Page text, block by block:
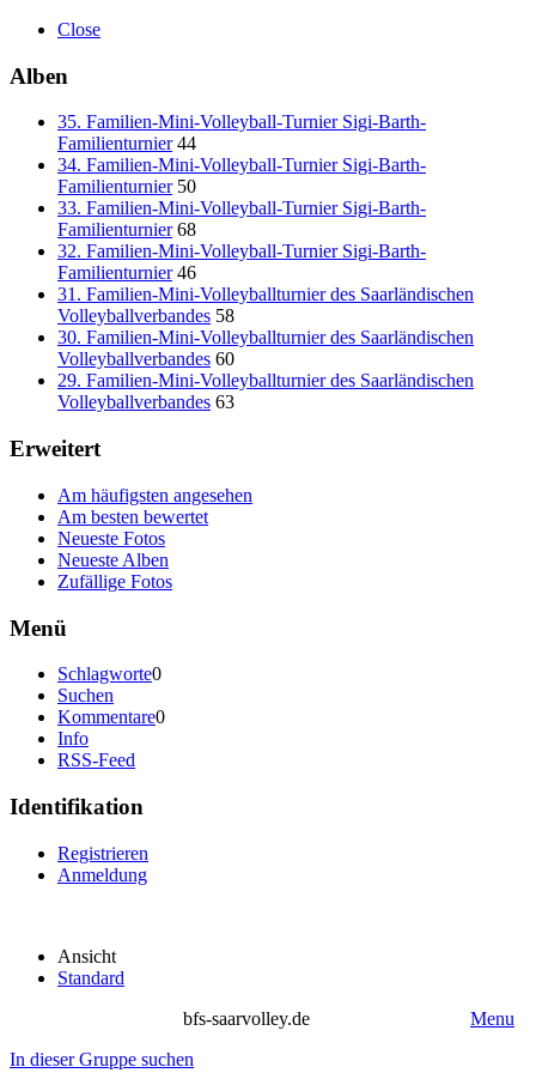
Close
Alben
35. Familien-Mini-Volleyball-Turnier Sigi-Barth-
Familienturnier 44
34. Familien-Mini-Volleyball-Turnier Sigi-Barth-
Familienturnier 50
33. Familien-Mini-Volleyball-Turnier Sigi-Barth-
Familienturnier 68
32. Familien-Mini-Volleyball-Turnier Sigi-Barth-
Familienturnier 46
31. Familien-Mini-Volleyballturnier des Saarländischen
Volleyballverbandes 58
30. Familien-Mini-Volleyballturnier des Saarländischen
Volleyballverbandes 60
29. Familien-Mini-Volleyballturnier des Saarländischen
Volleyballverbandes 63
Erweitert
Am häufigsten angesehen
Am besten bewertet
Neueste Fotos
Neueste Alben
Zufällige Fotos
Menü
Schlagworte0
Suchen
Kommentare0
Info
RSS-Feed
Identifikation
Registrieren
Anmeldung
Ansicht
Standard
bfs-saarvolley.de
Menu
In dieser Gruppe suchen